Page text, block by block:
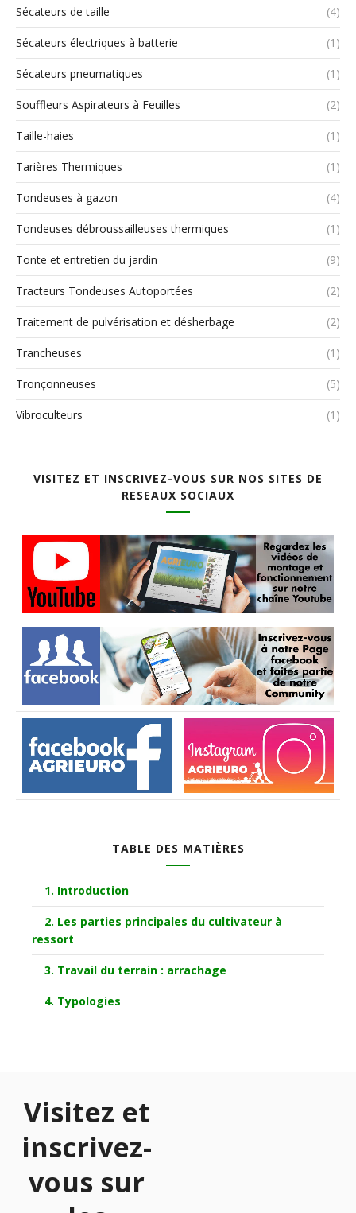
Sécateurs de taille (4)
Sécateurs électriques à batterie (1)
Sécateurs pneumatiques (1)
Souffleurs Aspirateurs à Feuilles (2)
Taille-haies (1)
Tarières Thermiques (1)
Tondeuses à gazon (4)
Tondeuses débroussailleuses thermiques (1)
Tonte et entretien du jardin (9)
Tracteurs Tondeuses Autoportées (2)
Traitement de pulvérisation et désherbage (2)
Trancheuses (1)
Tronçonneuses (5)
Vibroculteurs (1)
VISITEZ ET INSCRIVEZ-VOUS SUR NOS SITES DE
RESEAUX SOCIAUX
TABLE DES MATIÈRES
1. Introduction
2. Les parties principales du cultivateur à
ressort
3. Travail du terrain : arrachage
4. Typologies
Visitez et
inscrivez-
vous sur